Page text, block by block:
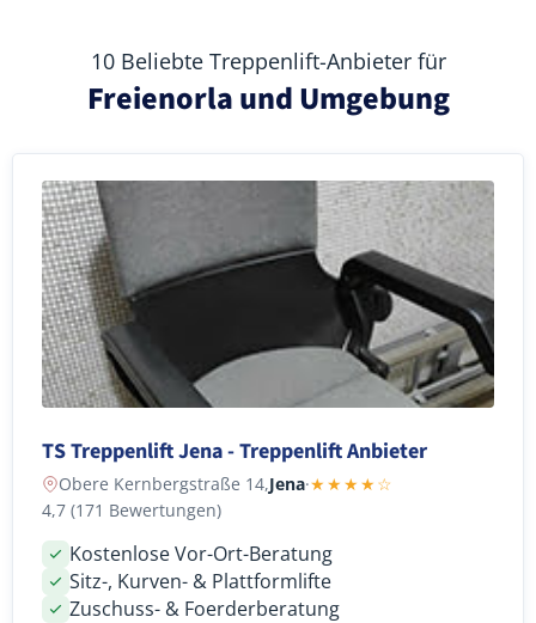
10 Beliebte Treppenlift-Anbieter für
Freienorla und Umgebung
TS Treppenlift Jena - Treppenlift Anbieter
Obere Kernbergstraße 14,Jena·★★★★☆
4,7 (171 Bewertungen)
Kostenlose Vor-Ort-Beratung
Sitz-, Kurven- & Plattformlifte
Zuschuss- & Foerderberatung